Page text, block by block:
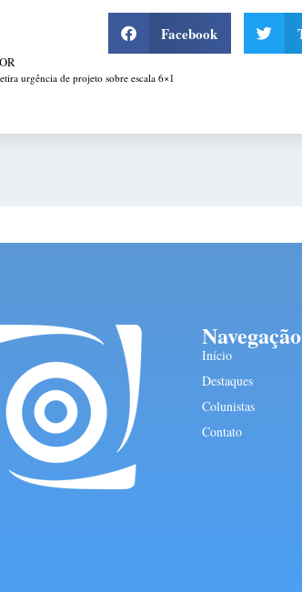
Facebook
urgência de projeto sobre escala 6×1
Navegação
Início
Destaques
Colunistas
Contato